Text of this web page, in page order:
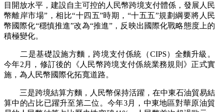
目開放水平，建設自主可控的人民幣跨境支付體係，發展人民
幣離岸市場”，相比“十四五”時期，“十五五”規劃綱要將人民
幣國際化“穩慎推進”改為“推進”，反映出國際化戰略態度上的
積極變化。
二是基礎設施方麵，跨境支付係統（CIPS）全麵升級。
今年2月，修訂後的《人民幣跨境支付係統業務規則》正式實
施，為人民幣國際化拓寬道路。
三是跨境結算方麵，人民幣保持活躍，在中東石油貿易結
算中的占比已躍升至第二位。今年3月，中東地區對華原油貿